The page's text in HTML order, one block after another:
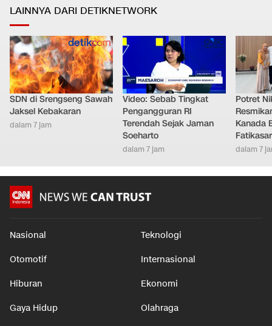
LAINNYA DARI DETIKNETWORK
SDN di Srengseng Sawah
Jaksel Kebakaran
dalam 7 jam
Video: Sebab Tingkat
Pengangguran RI
Terendah Sejak Jaman
Soeharto
dalam 7 jam
Potret
Kanada
dalam 7
Nasional Teknologi
Otomotif Internasional
Hiburan Ekonomi
Gaya Hidup Olahraga